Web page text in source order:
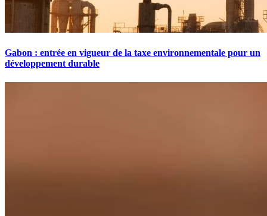
Gabon : entrée en vigueur de la taxe environnementale pour un
développement durable